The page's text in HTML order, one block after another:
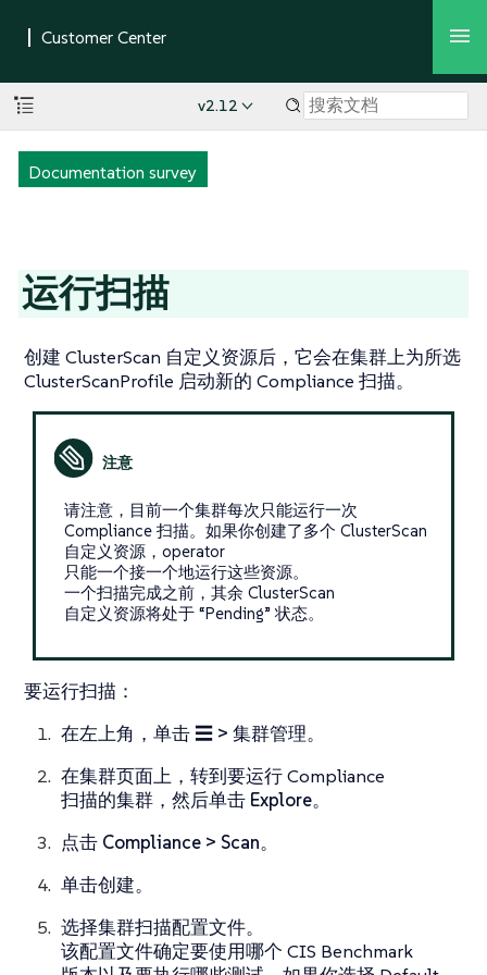
v2.12
Documentation survey
运行扫描
创建 ClusterScan 自定义资源后，它会在集群上为所选
ClusterScanProfile 启动新的 Compliance 扫描。
请注意，目前一个集群每次只能运行一次
Compliance 扫描。如果你创建了多个 ClusterScan
自定义资源，operator
只能一个接一个地运行这些资源。
一个扫描完成之前，其余 ClusterScan
自定义资源将处于 “Pending” 状态。
要运行扫描：
在左上角，单击 ☰ > 集群管理。
在集群页面上，转到要运行 Compliance
扫描的集群，然后单击 Explore。
点击 Compliance > Scan。
单击创建。
选择集群扫描配置文件。
该配置文件确定要使用哪个 CIS Benchmark